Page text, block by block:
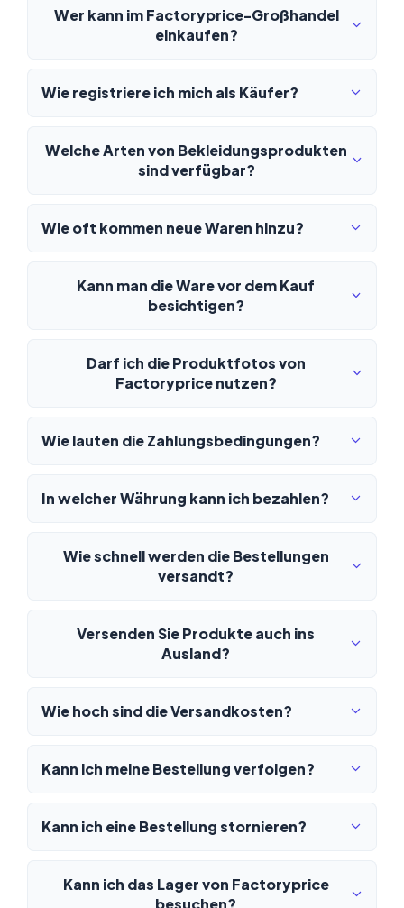
Wer kann im Factoryprice-Großhandel
einkaufen?
Wie registriere ich mich als Käufer?
Welche Arten von Bekleidungsprodukten
sind verfügbar?
Wie oft kommen neue Waren hinzu?
Kann man die Ware vor dem Kauf
besichtigen?
Darf ich die Produktfotos von
Factoryprice nutzen?
Wie lauten die Zahlungsbedingungen?
In welcher Währung kann ich bezahlen?
Wie schnell werden die Bestellungen
versandt?
Versenden Sie Produkte auch ins
Ausland?
Wie hoch sind die Versandkosten?
Kann ich meine Bestellung verfolgen?
Kann ich eine Bestellung stornieren?
Kann ich das Lager von Factoryprice
besuchen?